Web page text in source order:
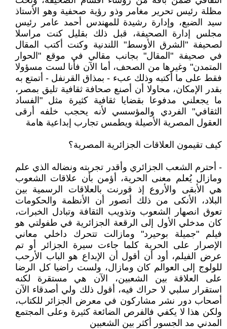
مظلة رئيس تحرير مغامر وذو رؤية صحفية وهو الأستاذ
سيد الضبع، وإدارة رشيدة للمهندس أحمد عامر رئيس
مجلس إدارة الصحيفة، قبل ذلك بقليل كنت مراسلا
لصحيفة "الشرق الأوسط" اللندنية وكنت أكتب المقال
في صحيفة "المقال" بجانب مقالي في موقع "الحوار
المتمدن" وغيرها من الصحف، أما الآن فأنا لست مسؤولا
فقط على ما أكتبه وذلك عبء - بمذاق القرنفل - أتمتع به
بقدر الإمكان، محاولا أن أصنع صحافة ثقافية تليق بمصر،
ما يجعلني مدفوعا بقضايا ثقافية كثيرة مثل "الفساد
الثقافي" الفردي والمؤسسي لأنه يحجب خلفه أرقى
العقول المصرية الأصيلة ويطمس تجارب إبداعية هامة
كيف تقيمون العلاقات الجزائرية المصرية؟
- أحترم الشعب الجزائري وأقدر تجربته ونضاله الذي علم
ومازال يُعلم معنى الحرية، أؤمن بأن علاقات الشعوب
هي الأبقى والأروع إذ قورنت بالعلاقات الرسمية بين
البلاد، الأنكى من ذلك أتصور أن الأنظمة والحكومات
تعوق انصهار الشعوب وتذويب الثقافة وتبادل الخبرات،
كان مدخلي الأول إلى الرقعة الجزائرية في طفولتي هو
فيلم "جميلة بوحيرد" ومازالت تتحرك داخلي معاني
الإصرار على الحرية كلما جاءت سيرة الجزائر أو تم
عرض الفيلم، أود أن أقول أن الإبداع هو الباب الأرحب
للولوج إلى العوالم كان ومازال، ولست راضيا كل الرضا
على العلاقة بين الشعبين، الآن هي مستقرة لكنه
استقرار سلبي لا حراك فيه، أقول ذلك ولي أصدقاء الآن
أصحاب دور نشر مشاركون في معرض الجزائر للكتاب،
ولكن هذا لا يكفي فالفرص الضائعة كثيرة وعلى المجتمع
المدني مد الجسور أكثر بين الشعبين